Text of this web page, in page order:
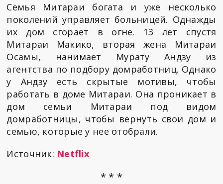
Семья Митараи богата и уже несколько
поколений управляет больницей. Однажды
их дом сгорает в огне. 13 лет спустя
Митараи Макико, вторая жена Митараи
Осамы, нанимает Мурату Андзу из
агентства по подбору домработниц. Однако
у Андзу есть скрытые мотивы, чтобы
работать в доме Митараи. Она проникает в
дом семьи Митараи под видом
домработницы, чтобы вернуть свои дом и
семью, которые у нее отобрали.
Источник: Netflix
* * *